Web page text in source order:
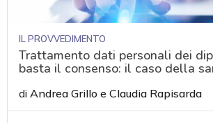
IL PROVVEDIMENTO
Trattamento dati personali dei
basta il consenso: il caso della
diAndrea Grillo eClaudia Rapisarda